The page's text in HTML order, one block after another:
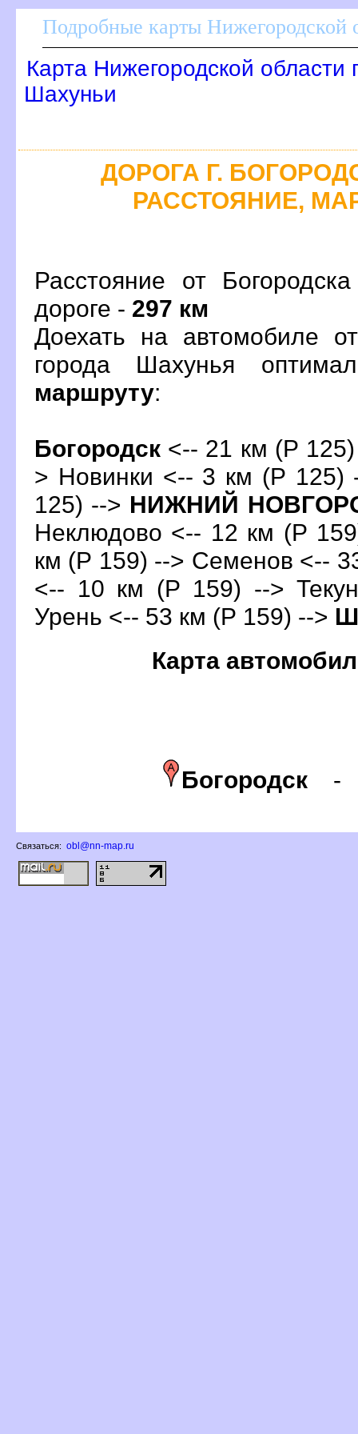
Подробные карты Нижегородской
Карта Нижегородской области
Шахуньи
ДОРОГА Г.
РАССТОЯНИЕ,
Расстояние от
дороге - 297 км
Доехать на автомобиле
орода Шахунья
маршруту:
Богородск <-- 21 км (Р
> Новинки <-- 3 км (Р 125)
125) --> НИЖНИЙ
Неклюдово <-- 12 км (Р
км (Р 159) --> Семенов <--
<-- 10 км (Р 159) -->
Урень <-- 53 км (Р 159) -->
Карта
Богородск
Связаться: obl@nn-map.ru